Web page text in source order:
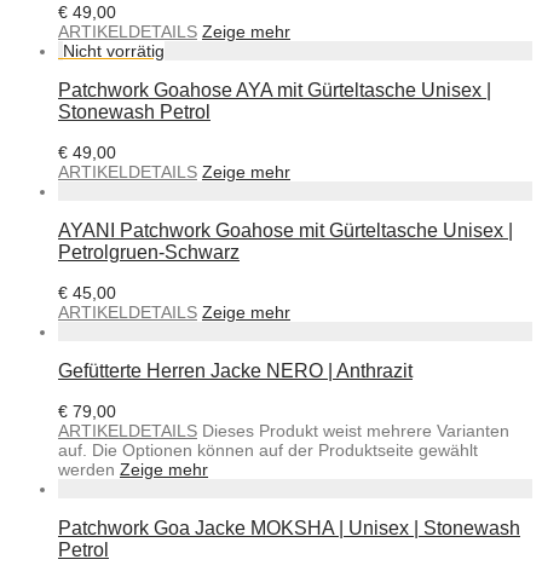
€ 49,00
ARTIKELDETAILS Zeige mehr
Patchwork Goahose AYA mit Gürteltasche Unisex |
Stonewash Petrol
€ 49,00
ARTIKELDETAILS Zeige mehr
AYANI Patchwork Goahose mit Gürteltasche Unisex |
Petrolgruen-Schwarz
€ 45,00
ARTIKELDETAILS Zeige mehr
Gefütterte Herren Jacke NERO | Anthrazit
€ 79,00
ARTIKELDETAILS Dieses Produkt weist mehrere Varianten
auf. Die Optionen können auf der Produktseite gewählt
werden Zeige mehr
Patchwork Goa Jacke MOKSHA | Unisex | Stonewash
Petrol